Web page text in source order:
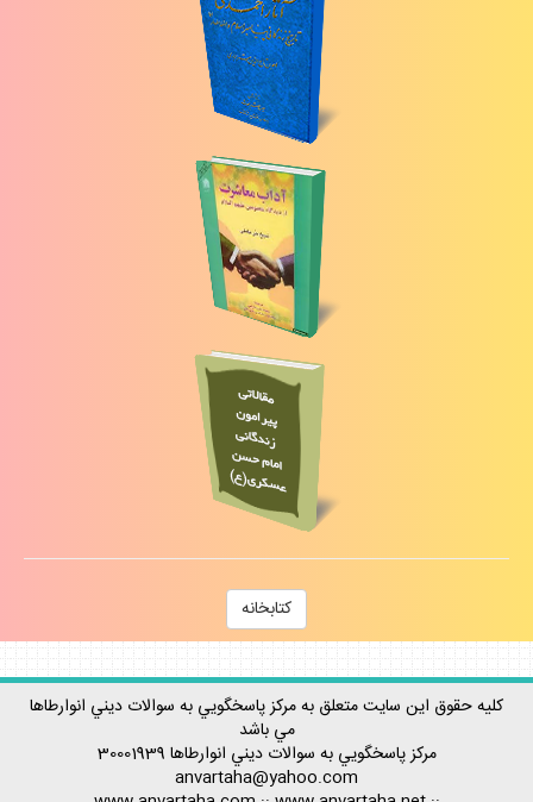
كتابخانه
كليه حقوق اين سايت متعلق به مركز پاسخگويي به سوالات ديني انوارطاها
مي باشد
مركز پاسخگويي به سوالات ديني انوارطاها 30001939
anvartaha@yahoo.com